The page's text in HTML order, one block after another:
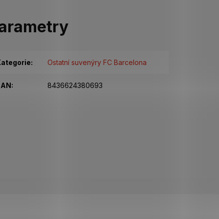
: Ostatní suvenýry FC Barcelona
: 8436624380693